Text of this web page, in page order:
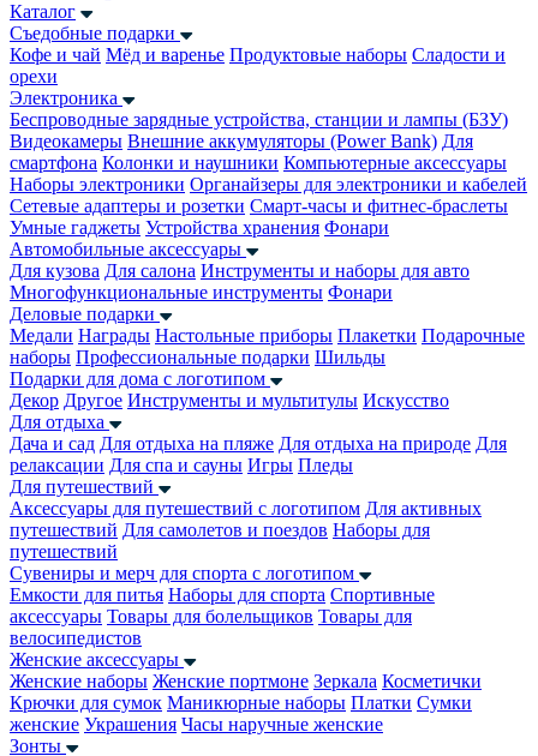
Каталог
Съедобные подарки
Кофе и чай Мёд и варенье Продуктовые наборы Сладости и
орехи
Электроника
Беспроводные зарядные устройства, станции и лампы (БЗУ)
Видеокамеры Внешние аккумуляторы (Power Bank) Для
смартфона Колонки и наушники Компьютерные аксессуары
Наборы электроники Органайзеры для электроники и кабелей
Сетевые адаптеры и розетки Смарт-часы и фитнес-браслеты
Умные гаджеты Устройства хранения Фонари
Автомобильные аксессуары
Для кузова Для салона Инструменты и наборы для авто
Многофункциональные инструменты Фонари
Деловые подарки
Медали Награды Настольные приборы Плакетки Подарочные
наборы Профессиональные подарки Шильды
Подарки для дома с логотипом
Декор Другое Инструменты и мультитулы Искусство
Для отдыха
Дача и сад Для отдыха на пляже Для отдыха на природе Для
релаксации Для спа и сауны Игры Пледы
Для путешествий
Аксессуары для путешествий с логотипом Для активных
путешествий Для самолетов и поездов Наборы для
путешествий
Сувениры и мерч для спорта с логотипом
Емкости для питья Наборы для спорта Спортивные
аксессуары Товары для болельщиков Товары для
велосипедистов
Женские аксессуары
Женские наборы Женские портмоне Зеркала Косметички
Крючки для сумок Маникюрные наборы Платки Сумки
женские Украшения Часы наручные женские
Зонты